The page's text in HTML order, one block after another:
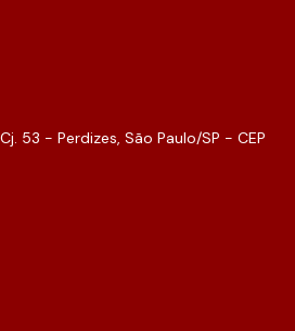
53 - Perdizes, São Paulo/SP - CEP